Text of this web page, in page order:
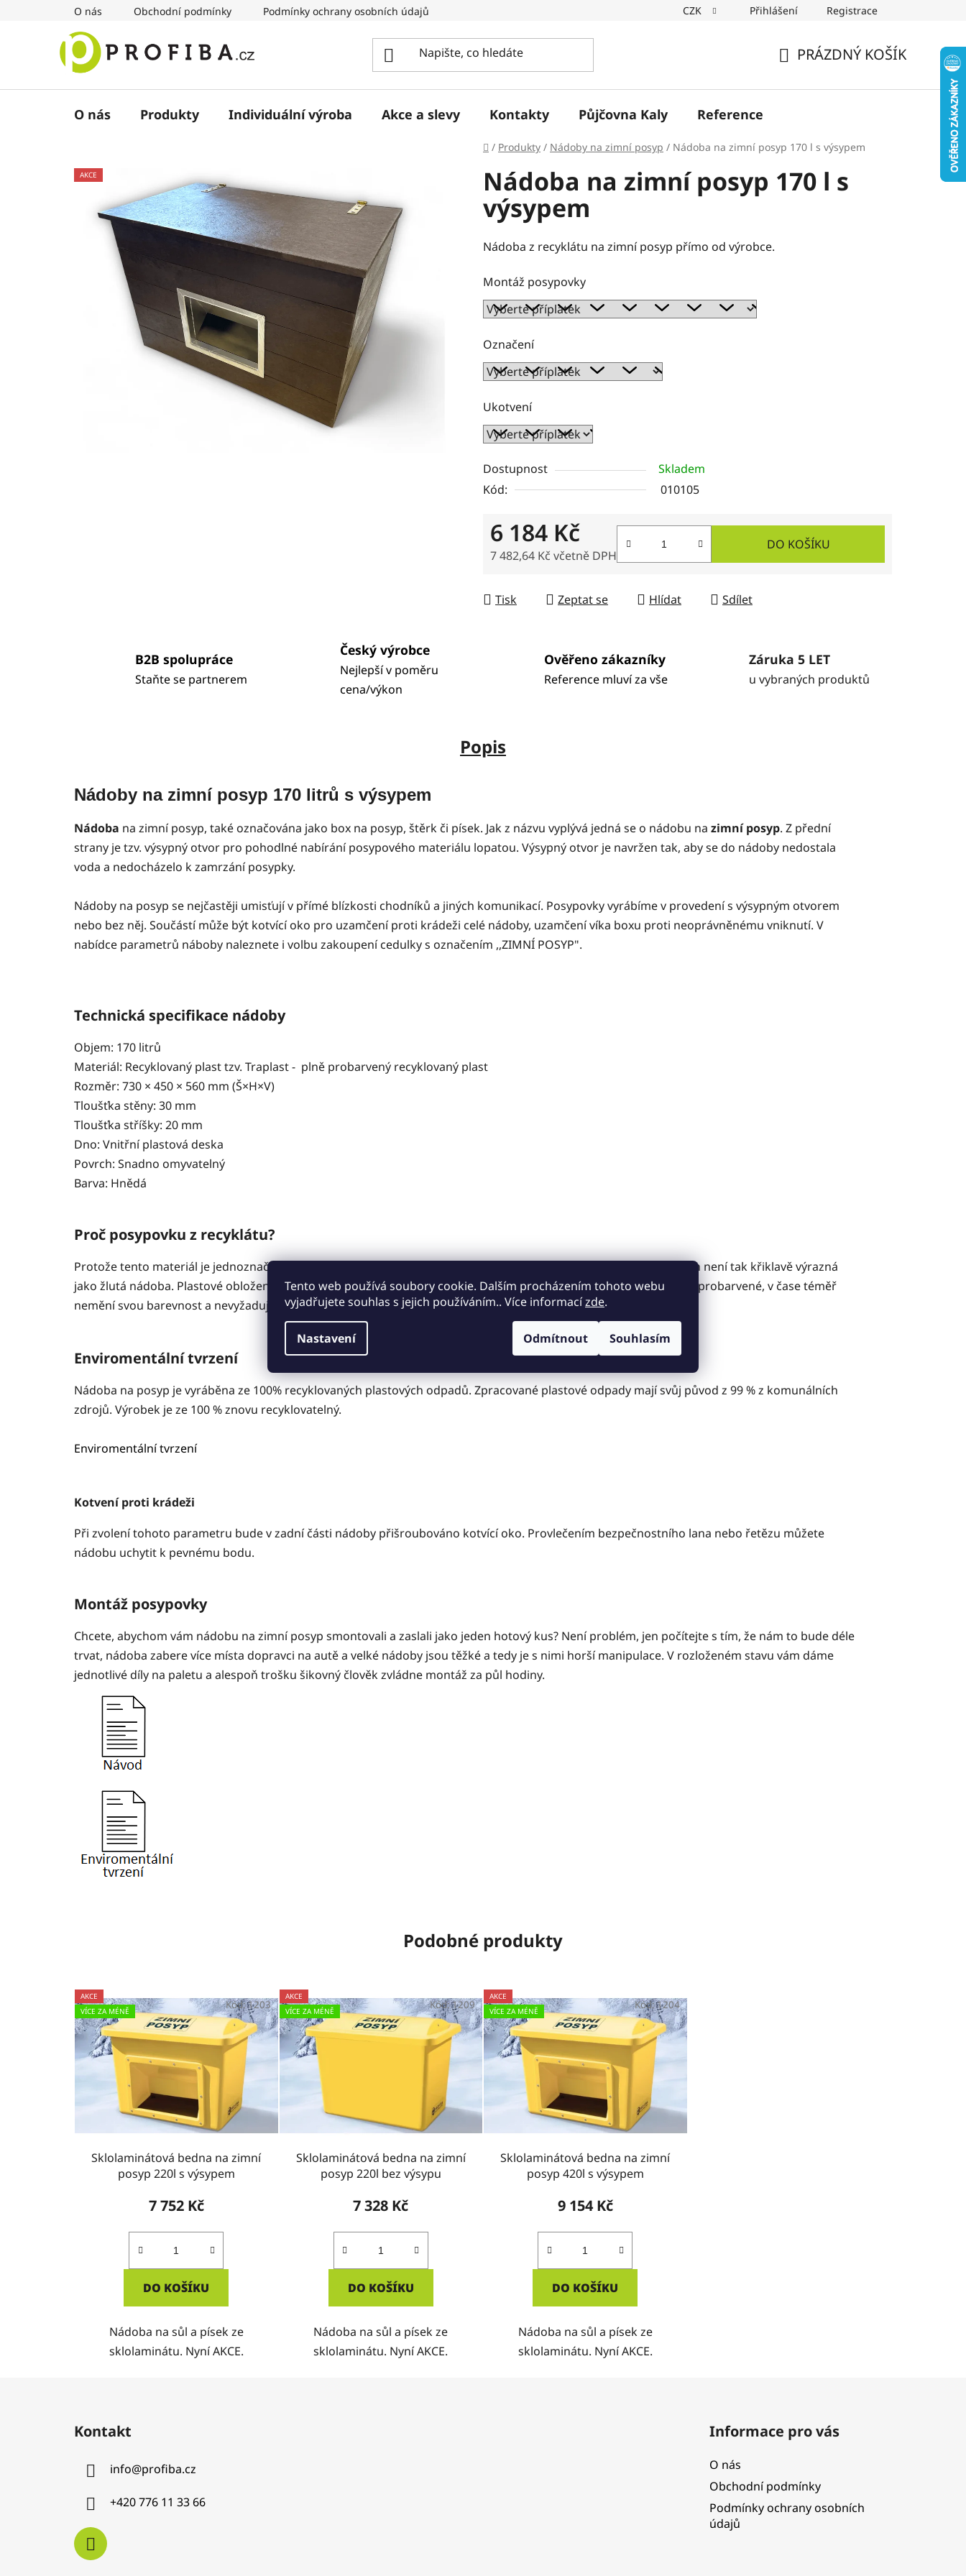
Tento web používá soubory cookie. Dalším procházením tohoto webu
vyjadřujete souhlas s jejich používáním.. Více informacízde.
Nastavení Odmítnout Souhlasím
O nás Obchodní podmínky Podmínky ochrany osobních údajů CZK Přihlášení Registrace
PRÁZDNÝ KOŠÍK
O nás Produkty Individuální výroba Akce a slevy Kontakty Půjčovna Kaly Reference
Domů
/ Produkty / Nádoby na zimní posyp / Nádoba na zimní posyp 170 l s výsypem
Nádoba na zimní posyp 170 l s
výsypem
Nádoba z recyklátu na zimní posyp přímo od výrobce.
Montáž posypovky
Označení
Ukotvení
Dostupnost
Skladem
Kód:
010105
6 184 Kč
7 482,64 Kč včetně DPH
DO KOŠÍKU
Tisk Zeptat se Hlídat Sdílet
AKCE
B2B spolupráce
Staňte se partnerem
Český výrobce
Nejlepší v poměru
cena/výkon
Ověřeno zákazníky
Reference mluví za vše
Záruka 5 LET
u vybraných produktů
Popis
Nádoby na zimní posyp 170 litrů s výsypem
Nádoba na zimní posyp, také označována jako box na posyp, štěrk či písek. Jak z názvu vyplývá jedná se o nádobu na zimní posyp. Z přední
strany je tzv. výsypný otvor pro pohodlné nabírání posypového materiálu lopatou. Výsypný otvor je navržen tak, aby se do nádoby nedostala
voda a nedocházelo k zamrzání posypky.
Nádoby na posyp se nejčastěji umisťují v přímé blízkosti chodníků a jiných komunikací. Posypovky vyrábíme v provedení s výsypným otvorem
nebo bez něj. Součástí může být kotvící oko pro uzamčení proti krádeži celé nádoby, uzamčení víka boxu proti neoprávněnému vniknutí. V
nabídce parametrů náboby naleznete i volbu zakoupení cedulky s označením ,,ZIMNÍ POSYP".
Technická specifikace nádoby
Objem: 170 litrů
Materiál: Recyklovaný plast tzv. Traplast - plně probarvený recyklovaný plast
Rozměr: 730 × 450 × 560 mm (Š×H×V)
Tloušťka stěny: 30 mm
Tloušťka stříšky: 20 mm
Dno: Vnitřní plastová deska
Povrch: Snadno omyvatelný
Barva: Hnědá
Proč posypovku z recyklátu?
Protože tento materiál je jednoznačně jeden z nejlepších řešení. Barevně zapadá do svého okolí a v letních měsících není tak křiklavě výrazná
jako žlutá nádoba. Plastové obložení Vám neshnije, nezkoroduje ani nepopraská. Plastové obložení nádoby je plně probarvené, v čase téměř
nemění svou barevnost a nevyžaduje žádnou údržbu – nenatírá se.
Enviromentální tvrzení
Nádoba na posyp je vyráběna ze 100% recyklovaných plastových odpadů. Zpracované plastové odpady mají svůj původ z 99 % z komunálních
zdrojů. Výrobek je ze 100 % znovu recyklovatelný.
Enviromentální tvrzení
Kotvení proti krádeži
Při zvolení tohoto parametru bude v zadní části nádoby přišroubováno kotvící oko. Provlečením bezpečnostního lana nebo řetězu můžete
nádobu uchytit k pevnému bodu.
Montáž posypovky
Chcete, abychom vám nádobu na zimní posyp smontovali a zaslali jako jeden hotový kus? Není problém, jen počítejte s tím, že nám to bude déle
trvat, nádoba zabere více místa dopravci na autě a velké nádoby jsou těžké a tedy je s nimi horší manipulace. V rozloženém stavu vám dáme
jednotlivé díly na paletu a alespoň trošku šikovný člověk zvládne montáž za půl hodiny.
Podobné produkty
AKCE
VÍCE ZA MÉNĚ
Sklolaminátová bedna na zimní
posyp 220l s výsypem
7 752 Kč
DO KOŠÍKU
Nádoba na sůl a písek ze
sklolaminátu. Nyní AKCE.
Kód:1203
AKCE
VÍCE ZA MÉNĚ
Sklolaminátová bedna na zimní
posyp 220l bez výsypu
7 328 Kč
DO KOŠÍKU
Nádoba na sůl a písek ze
sklolaminátu. Nyní AKCE.
Kód:1209
AKCE
VÍCE ZA MÉNĚ
Sklolaminátová bedna na zimní
posyp 420l s výsypem
9 154 Kč
DO KOŠÍKU
Nádoba na sůl a písek ze
sklolaminátu. Nyní AKCE.
Kód:1204
Kontakt
info@profiba.cz
+420 776 11 33 66
Informace pro vás
O nás
Obchodní podmínky
Podmínky ochrany osobních
údajů